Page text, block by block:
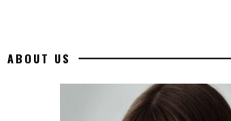
ABOUT US